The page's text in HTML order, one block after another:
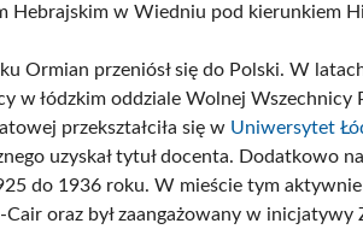
Hebrajskim w Wiedniu pod kierunkiem
Ormian przeniósł się do Polski. W
w łódzkim oddziale Wolnej
przekształciła się w Uniwersytet
uzyskał tytuł docenta. Dodatkowo
do 1936 roku. W mieście tym
Cair oraz był zaangażowany w inicjatywy